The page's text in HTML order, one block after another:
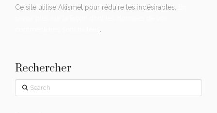
Ce site utilise Akismet pour réduire les indésirables.
Rechercher
Search